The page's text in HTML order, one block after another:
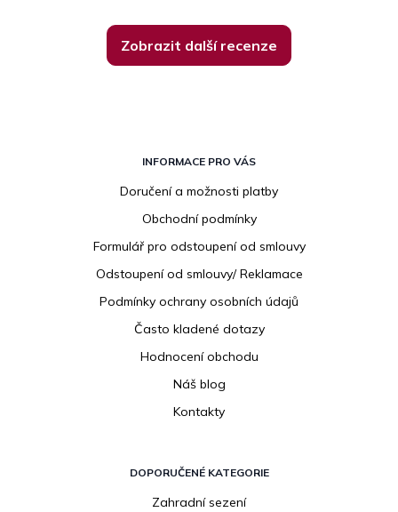
Zobrazit další recenze
INFORMACE PRO VÁS
Doručení a možnosti platby
Obchodní podmínky
Formulář pro odstoupení od smlouvy
Odstoupení od smlouvy/ Reklamace
Podmínky ochrany osobních údajů
Často kladené dotazy
Hodnocení obchodu
Náš blog
Kontakty
DOPORUČENÉ KATEGORIE
Zahradní sezení